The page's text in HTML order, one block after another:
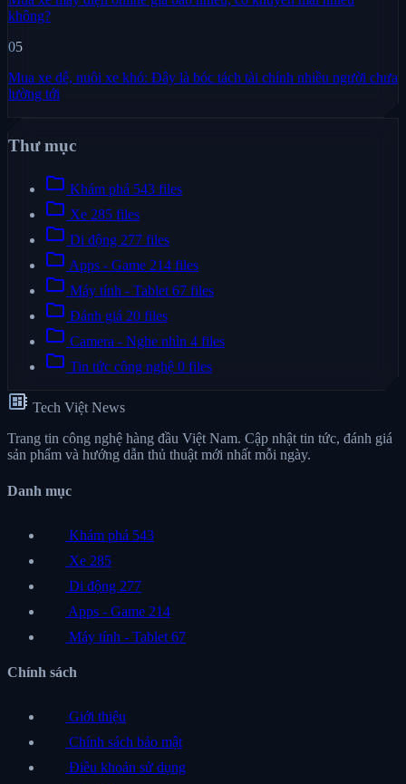
không?
05
Mua xe dễ, nuôi xe khó: Đây là bóc tách tài chính nhiều người chưa
lường tới
Thư mục
folder Khám phá 543 files
folder Xe 285 files
folder Di động 277 files
folder Apps - Game 214 files
folder Máy tính - Tablet 67 files
folder Đánh giá 20 files
folder Camera - Nghe nhìn 4 files
folder Tin tức công nghệ 0 files
developer_board Tech Việt News
Trang tin công nghệ hàng đầu Việt Nam. Cập nhật tin tức, đánh giá
sản phẩm và hướng dẫn thủ thuật mới nhất mỗi ngày.
Danh mục
Khám phá 543
Xe 285
Di động 277
Apps - Game 214
Máy tính - Tablet 67
Chính sách
Giới thiệu
Chính sách bảo mật
Điều khoản sử dụng